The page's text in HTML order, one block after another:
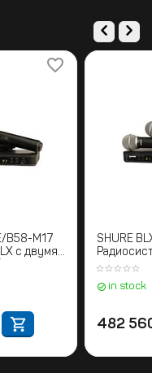
BLX288E/B58-M17
BLX с двумя